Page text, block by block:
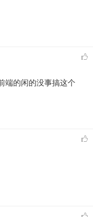
端的闲的没事搞这个